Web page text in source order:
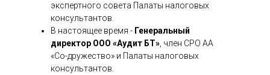
экспертного совета Палаты налоговых
консультантов.
В настоящее время - Генеральный
директор ООО «Аудит БТ» , член СРО АА
«Со-дружество» и Палаты налоговых
консультантов.